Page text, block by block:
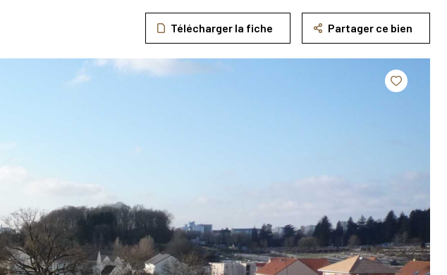
Télécharger la fiche Partager ce bien